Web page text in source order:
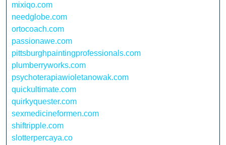
mixiqo.com
needglobe.com
ortocoach.com
passionawe.com
pittsburghpaintingprofessionals.com
plumberryworks.com
psychoterapiawioletanowak.com
quickultimate.com
quirkyquester.com
sexmedicineformen.com
shiftripple.com
slotterpercaya.co